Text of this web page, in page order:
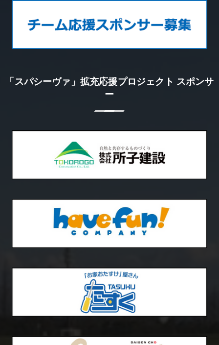
「スパシーヴァ」拡充応援プロジェクト スポンサ
ー